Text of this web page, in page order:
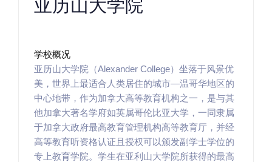
亚历山大学院
学校概况
亚历山大学院（Alexander College）坐落于风景优
美，世界上最适合人类居住的城市—温哥华地区的
中心地带，作为加拿大高等教育机构之一，是与其
他加拿大著名学府如英属哥伦比亚大学，一同隶属
于加拿大政府最高教育管理机构高等教育厅，并经
高等教育听资格认证且授权可以颁发副学士学位的
专上教育学院。学生在亚利山大学院所获得的最高